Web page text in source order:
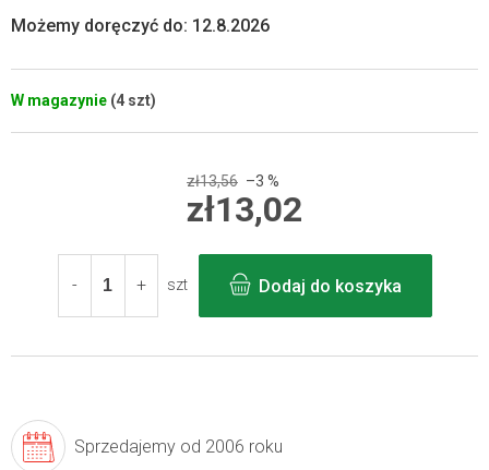
W magazynie (4 szt)
Możemy doręczyć do: 12.8.2026
zł13,56 –3 %
zł13,02
jednostkowa:
szt
Dodaj do koszyka
Sprzedajemy od 2006 roku